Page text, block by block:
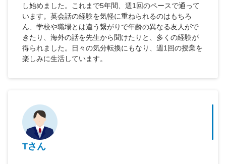
し始めました。これまで5年間、週1回のペースで通って
います。英会話の経験を気軽に重ねられるのはもちろ
ん、学校や職場とは違う繋がりで年齢の異なる友人がで
きたり、海外の話を先生から聞けたりと、多くの経験が
得られました。日々の気分転換にもなり、週1回の授業を
楽しみに生活しています。
Tさん